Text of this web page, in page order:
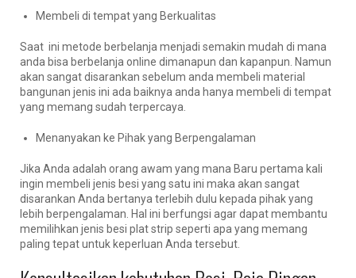
Membeli di tempat yang Berkualitas
Saat ini metode berbelanja menjadi semakin mudah di mana
anda bisa berbelanja online dimanapun dan kapanpun. Namun
akan sangat disarankan sebelum anda membeli material
bangunan jenis ini ada baiknya anda hanya membeli di tempat
yang memang sudah terpercaya.
Menanyakan ke Pihak yang Berpengalaman
Jika Anda adalah orang awam yang mana Baru pertama kali
ingin membeli jenis besi yang satu ini maka akan sangat
disarankan Anda bertanya terlebih dulu kepada pihak yang
lebih berpengalaman. Hal ini berfungsi agar dapat membantu
memilihkan jenis besi plat strip seperti apa yang memang
paling tepat untuk keperluan Anda tersebut.